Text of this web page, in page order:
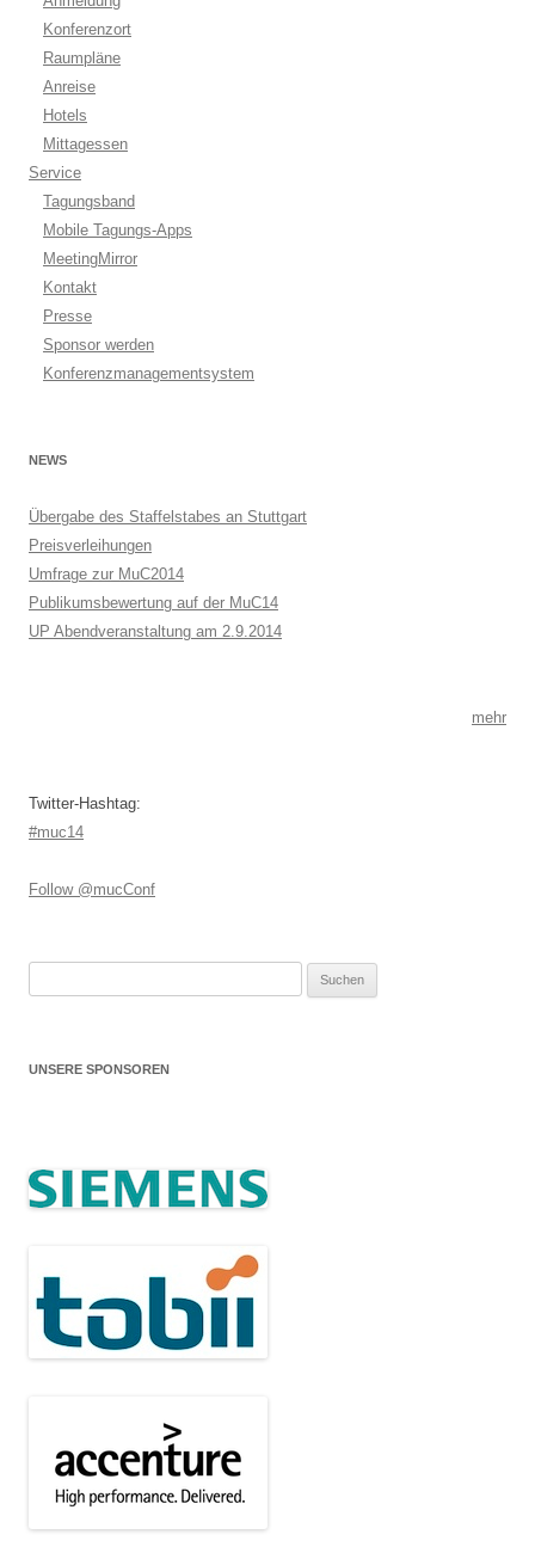
Konferenzort
Raumpläne
Anreise
Hotels
Mittagessen
Service
Tagungsband
Mobile Tagungs-Apps
MeetingMirror
Kontakt
Presse
Sponsor werden
Konferenzmanagementsystem
NEWS
Übergabe des Staffelstabes an Stuttgart
Preisverleihungen
Umfrage zur MuC2014
Publikumsbewertung auf der MuC14
UP Abendveranstaltung am 2.9.2014
mehr
Twitter-Hashtag:
#muc14
Follow @mucConf
UNSERE SPONSOREN